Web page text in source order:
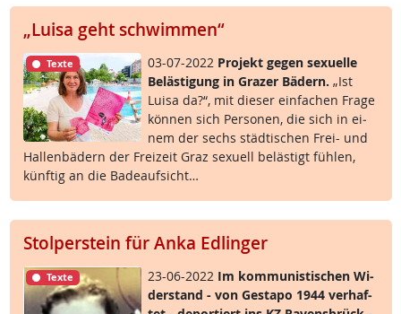
„Luisa geht schwimmen“
Texte 03-07-2022 Pro­jekt ge­gen se­xu­el­le
Be­läs­t­i­gung in Gra­zer Bä­d­ern. „Ist
Lui­sa da?“, mit die­ser ein­fa­chen Fra­ge
kön­nen sich Per­so­nen, die sich in ei­
nem der sechs städ­ti­schen Frei- und
Hal­len­bä­d­ern der Frei­zeit Graz se­xu­ell be­läs­t­igt füh­len,
künf­tig an die Ba­de­auf­sicht…
Stolperstein für Anka Edlinger
Texte 23-06-2022 Im kom­mu­nis­ti­schen Wi­
der­stand - von Ge­sta­po 1944 ver­haf­